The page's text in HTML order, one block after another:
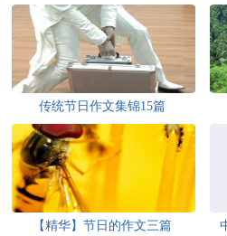
传统节日作文集锦15篇
【精华】节日的作文三篇